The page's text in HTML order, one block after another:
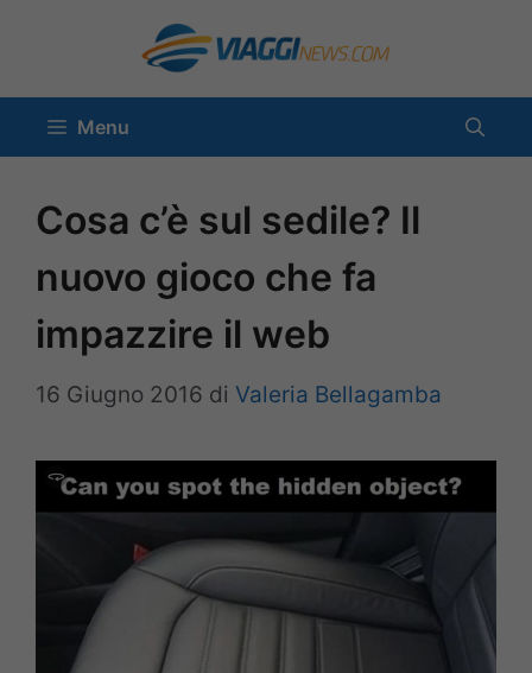
contenuto
Menu
Cosa c’è sul sedile? Il
nuovo gioco che fa
impazzire il web
16 Giugno 2016 di Valeria Bellagamba